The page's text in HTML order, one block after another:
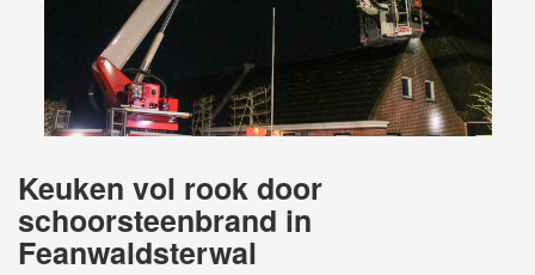
Keuken vol rook door
schoorsteenbrand in
Feanwaldsterwal